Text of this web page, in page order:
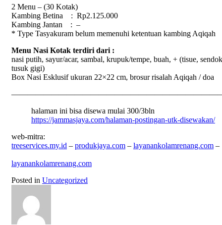
2 Menu – (30 Kotak)
Kambing Betina : Rp2.125.000
Kambing Jantan : –
* Type Tasyakuram belum memenuhi ketentuan kambing Aqiqah
Menu Nasi Kotak terdiri dari :
nasi putih, sayur/acar, sambal, krupuk/tempe, buah, + (tisue,
tusuk gigi)
Box Nasi Esklusif ukuran 22×22 cm, brosur risalah Aqiqah / doa
halaman ini bisa disewa mulai 300/3bln
https://jammasjaya.com/halaman-postingan-utk-disewakan/
web-mitra:
treeservices.my.id – produkjaya.com – layanankolamrenang.com –
layanankolamrenang.com
Posted in Uncategorized